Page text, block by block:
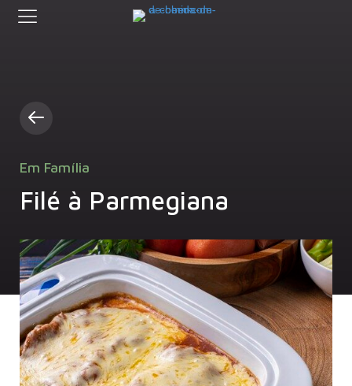
Em Família
Filé à Parmegiana